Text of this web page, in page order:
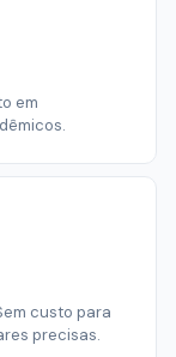
em
custo para
precisas.